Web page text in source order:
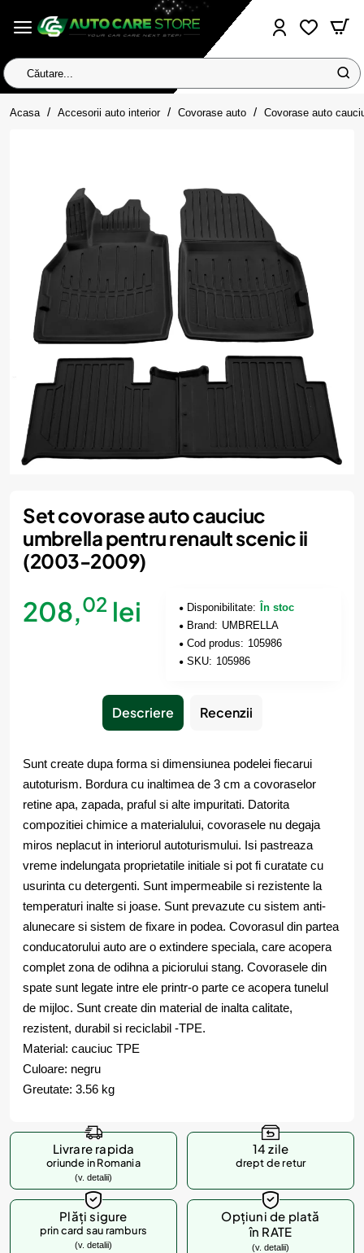
Căutare...
Acasa homeAccesorii auto interior Covorase auto Covorase auto
Set covorase auto cauciuc
umbrella pentru renault scenic ii
(2003-2009)
208,02 lei Disponibilitate:
În stoc
Brand: UMBRELLA
Cod produs: 105986
SKU: 105986
Descriere Recenzii
Sunt create dupa forma si dimensiunea podelei fiecarui
autoturism. Bordura cu inaltimea de 3 cm a covoraselor
retine apa, zapada, praful si alte impuritati. Datorita
compozitiei chimice a materialului, covorasele nu degaja
miros neplacut in interiorul autoturismului. Isi pastreaza
vreme indelungata proprietatile initiale si pot fi curatate cu
usurinta cu detergenti. Sunt impermeabile si rezistente la
temperaturi inalte si joase. Sunt prevazute cu sistem anti-
alunecare si sistem de fixare in podea. Covorasul din partea
conducatorului auto are o extindere speciala, care acopera
complet zona de odihna a piciorului stang. Covorasele din
spate sunt legate intre ele printr-o parte ce acopera tunelul
de mijloc. Sunt create din material de inalta calitate,
rezistent, durabil si reciclabil -TPE.
Material: cauciuc TPE
Culoare: negru
Greutate: 3.56 kg
Livrare rapida
oriunde in Romania
(v. detalii)
14 zile
drept de retur
Plăți sigure
prin card sau ramburs
(v. detalii)
Opțiuni de plată
în RATE
(v. detalii)